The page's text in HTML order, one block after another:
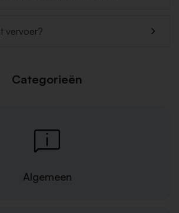
vervoer?
Categorieën
Algemeen